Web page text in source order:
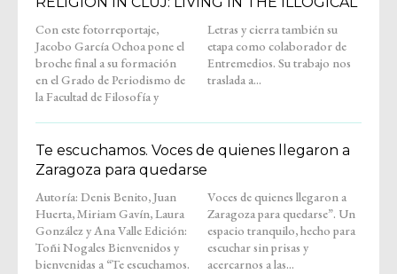
Con este fotorreportaje,
Jacobo García Ochoa pone el
broche final a su formación
en el Grado de Periodismo de
la Facultad de Filosofía y
Letras y cierra también su
etapa como colaborador de
Entremedios. Su trabajo nos
traslada a...
Te escuchamos. Voces de quienes llegaron a
Zaragoza para quedarse
Autoría: Denis Benito, Juan
Huerta, Miriam Gavín, Laura
González y Ana Valle Edición:
Toñi Nogales Bienvenidos y
bienvenidas a “Te escuchamos.
Voces de quienes llegaron a
Zaragoza para quedarse”. Un
espacio tranquilo, hecho para
escuchar sin prisas y
acercarnos a las...